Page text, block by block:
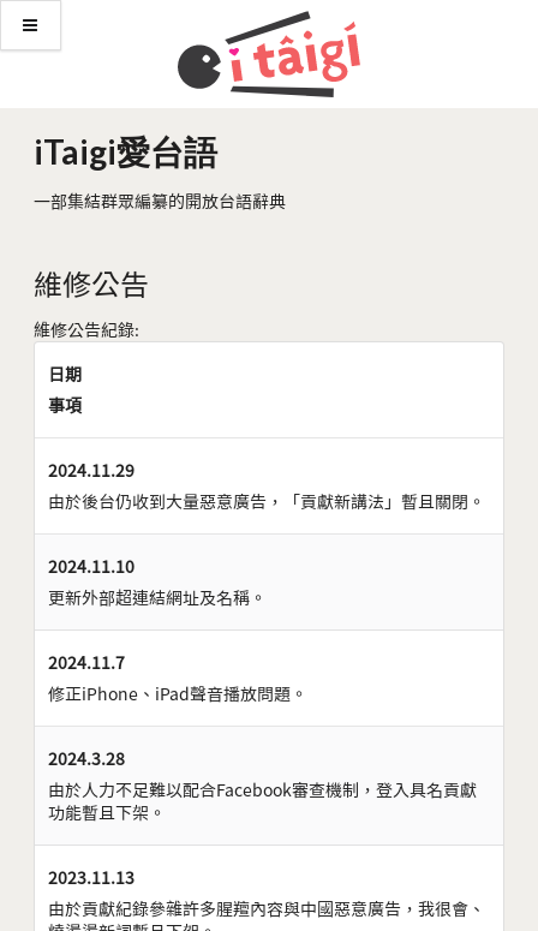
iTaigi愛台語
一部集結群眾編纂的開放台語辭典
維修公告
維修公告紀錄:
日期
事項
2024.11.29
由於後台仍收到大量惡意廣告，「貢獻新講法」暫且關閉。
2024.11.10
更新外部超連結網址及名稱。
2024.11.7
修正iPhone、iPad聲音播放問題。
2024.3.28
由於人力不足難以配合Facebook審查機制，登入具名貢獻
功能暫且下架。
2023.11.13
由於貢獻紀錄參雜許多腥羶內容與中國惡意廣告，我很會、